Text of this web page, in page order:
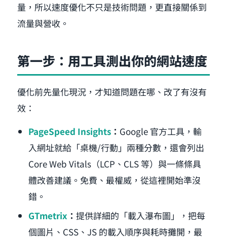
量，所以速度優化不只是技術問題，更直接關係到
流量與營收。
第一步：用工具測出你的網站速度
優化前先量化現況，才知道問題在哪、改了有沒有
效：
PageSpeed Insights ： Google 官方工具，輸
入網址就給「桌機/行動」兩種分數，還會列出
Core Web Vitals（LCP、CLS 等）與一條條具
體改善建議。免費、最權威，從這裡開始準沒
錯。
GTmetrix ：提供詳細的「載入瀑布圖」，把每
個圖片、CSS、JS 的載入順序與耗時攤開，最